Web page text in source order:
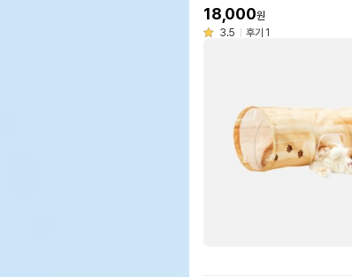
18,000원
3.5
후기 1